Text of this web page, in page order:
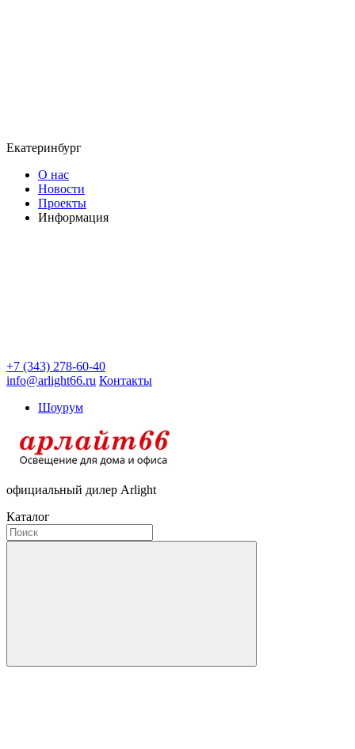
Екатеринбург
О нас
Новости
Проекты
Информация
+7 (343) 278-60-40
info@arlight66.ru Контакты
Шоурум
официальный дилер Arlight
Каталог